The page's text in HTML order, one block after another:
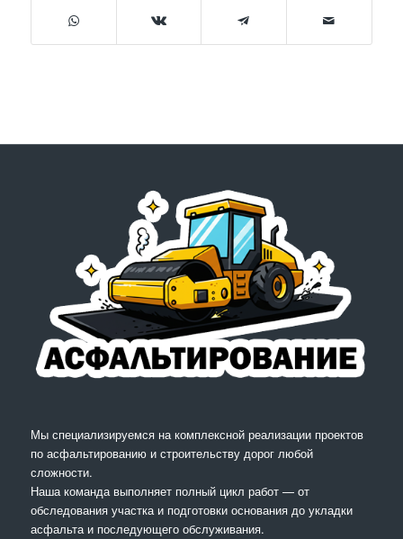
Мы специализируемся на комплексной реализации проектов
по асфальтированию и строительству дорог любой
сложности.
Наша команда выполняет полный цикл работ — от
обследования участка и подготовки основания до укладки
асфальта и последующего обслуживания.